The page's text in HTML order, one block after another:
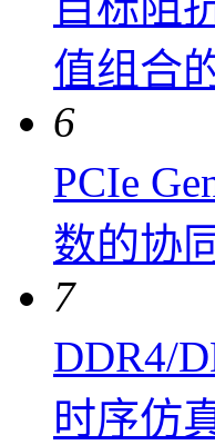
值组合
6
PCIe
数的协
7
DDR4/
时序仿